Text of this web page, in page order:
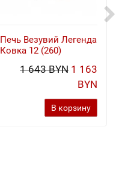
Печь Везувий Легенда
Ковка 12 (260)
1 643 BYN 1 163
BYN
В корзину